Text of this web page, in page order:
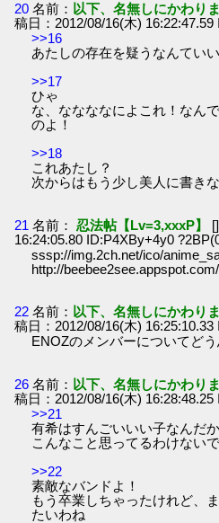
20 名前： 以下、名無しにかわり
稿日：2012/08/16(木) 16:22:47.59
>>16
あたしの存在を疑うなんてい
>>17
ひゃ
な、ななななによこれ！なん
のよ！
>>18
これあたし？
次からはもう少し美人に書きな
21 名前： 忍法帖【Lv=3,xxxP】
16:24:05.80 ID:P4XBy+4y0
sssp://img.2ch.net/ico/
http://
22 名前： 以下、名無しにかわり
稿日：2012/08/16(木) 16:25:10.33
ENOZのメンバーについてどう
26 名前： 以下、名無しにかわり
稿日：2012/08/16(木) 16:28:48.25
>>21
有希はすんごいいい子なんだか
こんなこと思ってるわけない
>>22
素敵なバンドよ！
もう卒業しちゃったけれど、
たいわね